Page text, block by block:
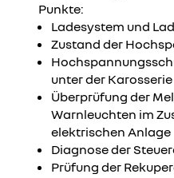
Punkte:
Ladesystem und
Zustand der
unter der Karosserie
​Überprüfung der
Warnleuchten im
elektrischen Anlage ​
Diagnose der
Prüfung der